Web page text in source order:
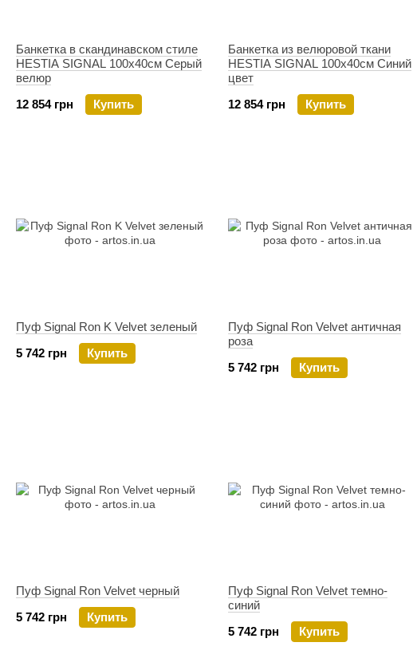
Банкетка в скандинавском стиле
HESTIA SIGNAL 100х40см Серый
велюр
12 854 грн
Купить
Банкетка из велюровой ткани
HESTIA SIGNAL 100х40см Синий
цвет
12 854 грн
Купить
Пуф Signal Ron K Velvet зеленый
5 742 грн
Купить
Пуф Signal Ron Velvet античная
роза
5 742 грн
Купить
Пуф Signal Ron Velvet черный
5 742 грн
Купить
Пуф Signal Ron Velvet темно-
синий
5 742 грн
Купить